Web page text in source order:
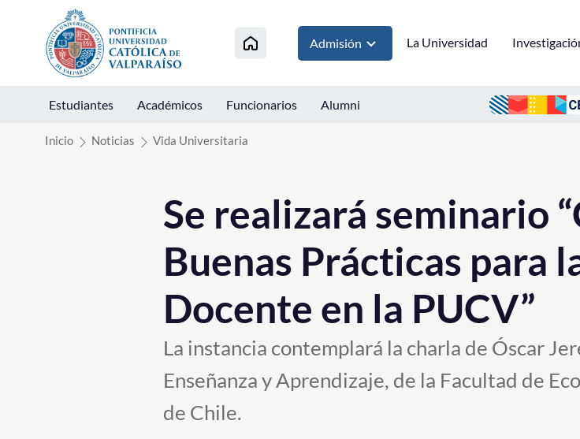
Click acá para ir directamente al contenido
Admisión La Universidad
Estudiantes Académicos Funcionarios Alumni
Inicio Noticias Vida Universitaria
Se realizará seminario
Buenas Prácticas para
Docente en la PUCV”
La instancia contemplará la charla de Óscar
Enseñanza y Aprendizaje, de la Facultad de
de Chile.